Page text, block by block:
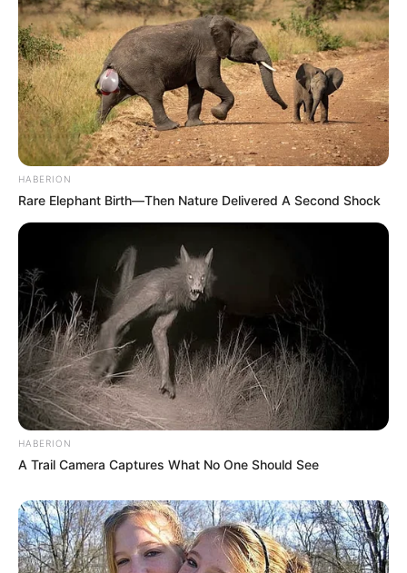
Η Ρωσία κινητοποίησε το πυρηνικό
υποβρύχιο «K-329 Belgorod» για να
δοκιμάσει την...
HABERION
Rare Elephant Birth—Then Nature Delivered A Second Shock
HABERION
A Trail Camera Captures What No One Should See